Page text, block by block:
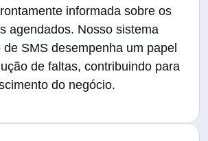
informada sobre os
agendados. Nosso sistema
SMS desempenha um papel
de faltas, contribuindo para
do negócio.